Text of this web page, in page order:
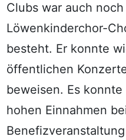
Clubs war auch
Löwenkinderchor-
besteht. Er konnte
öffentlichen
beweisen. Es
hohen Einnahmen